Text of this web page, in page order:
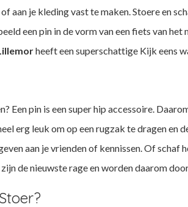
aan je kleding vast te maken. Stoere en
een pin in de vorm van een fiets van het
heeft een superschattige Kijk eens
Een pin is een super hip accessoire.
erg leuk om op een rugzak te dragen en
aan je vrienden of kennissen. Of schaf
de nieuwste rage en worden daarom